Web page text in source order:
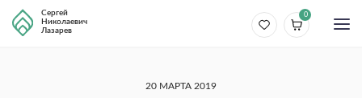
Сергей
Николаевич
Лазарев
0
20 МАРТА 2019